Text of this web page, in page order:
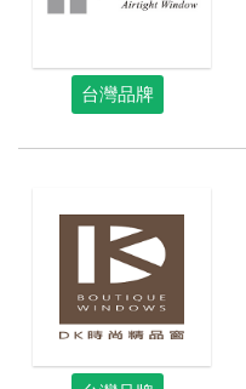
台灣品牌